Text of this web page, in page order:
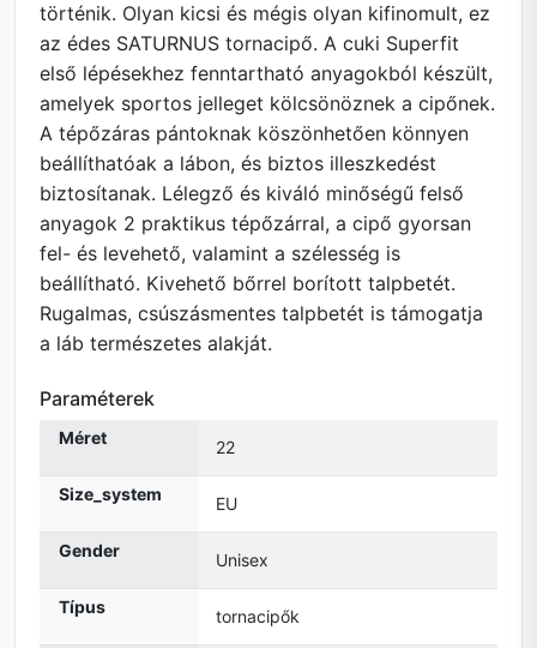
történik. Olyan kicsi és mégis olyan kifinomult, ez
az édes SATURNUS tornacipő. A cuki Superfit
első lépésekhez fenntartható anyagokból készült,
amelyek sportos jelleget kölcsönöznek a cipőnek.
A tépőzáras pántoknak köszönhetően könnyen
beállíthatóak a lábon, és biztos illeszkedést
biztosítanak. Lélegző és kiváló minőségű felső
anyagok 2 praktikus tépőzárral, a cipő gyorsan
fel- és levehető, valamint a szélesség is
beállítható. Kivehető bőrrel borított talpbetét.
Rugalmas, csúszásmentes talpbetét is támogatja
a láb természetes alakját.
Paraméterek
Méret 22
Size_system EU
Gender Unisex
Típus tornacipők